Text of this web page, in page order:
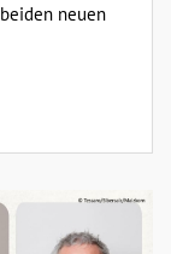
neuen